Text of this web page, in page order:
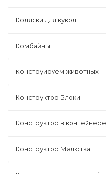
Коляски для кукол
Комбайны
Конструируем животных
Конструктор Блоки
Конструктор в контейнере
Конструктор Малютка